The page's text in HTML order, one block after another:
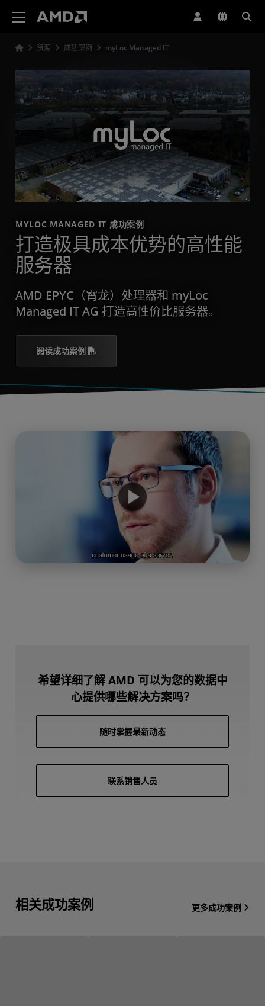
资源 成功案例 myLoc Managed IT
MYLOC MANAGED IT 成功案例
打造极具成本优势的高性能
服务器
AMD EPYC（霄龙）处理器和 myLoc
Managed IT AG 打造高性价比服务器。
阅读成功案例
希望详细了解 AMD 可以为您的数据中
心提供哪些解决方案吗？
随时掌握最新动态
联系销售人员
相关成功案例 更多成功案例